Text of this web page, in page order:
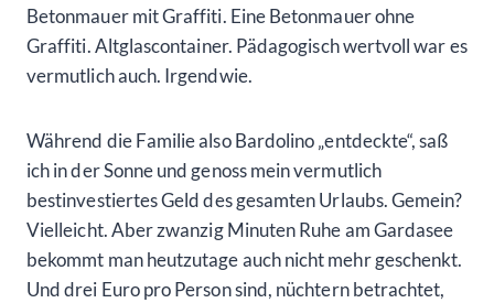
Betonmauer mit Graffiti. Eine Betonmauer ohne
Graffiti. Altglascontainer. Pädagogisch wertvoll war es
vermutlich auch. Irgendwie.
Während die Familie also Bardolino „entdeckte“, saß
ich in der Sonne und genoss mein vermutlich
bestinvestiertes Geld des gesamten Urlaubs. Gemein?
Vielleicht. Aber zwanzig Minuten Ruhe am Gardasee
bekommt man heutzutage auch nicht mehr geschenkt.
Und drei Euro pro Person sind, nüchtern betrachtet,